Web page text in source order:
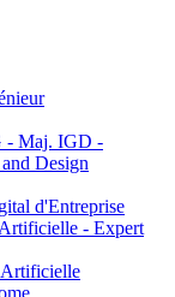
Maj. IGD -
Design
d'Entreprise
- Expert